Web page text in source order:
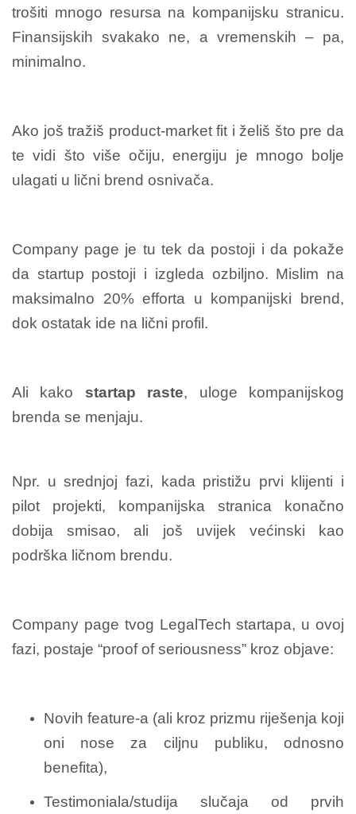
trošiti mnogo resursa na kompanijsku stranicu.
Finansijskih svakako ne, a vremenskih – pa,
minimalno.
Ako još tražiš product-market fit i želiš što pre da
te vidi što više očiju, energiju je mnogo bolje
ulagati u lični brend osnivača.
Company page je tu tek da postoji i da pokaže
da startup postoji i izgleda ozbiljno. Mislim na
maksimalno 20% efforta u kompanijski brend,
dok ostatak ide na lični profil.
Ali kako startap raste, uloge kompanijskog
brenda se menjaju.
Npr. u srednjoj fazi, kada pristižu prvi klijenti i
pilot projekti, kompanijska stranica konačno
dobija smisao, ali još uvijek većinski kao
podrška ličnom brendu.
Company page tvog LegalTech startapa, u ovoj
fazi, postaje “proof of seriousness” kroz objave:
Novih feature-a (ali kroz prizmu riješenja koji
oni nose za ciljnu publiku, odnosno
benefita),
Testimoniala/studija slučaja od prvih